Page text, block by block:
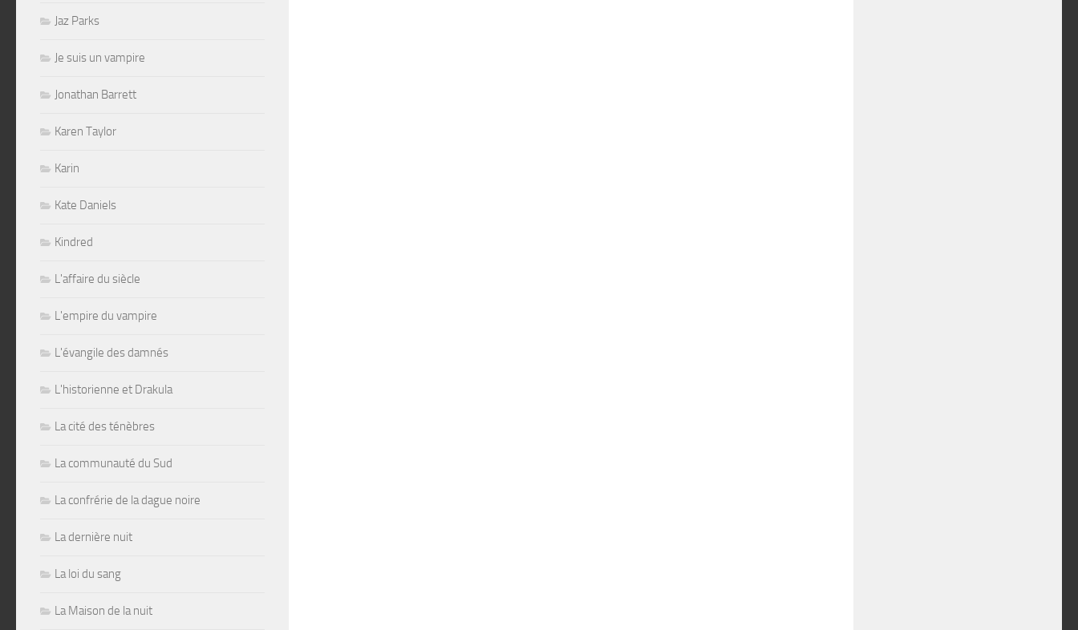
Jaz Parks
Je suis un vampire
Jonathan Barrett
Karen Taylor
Karin
Kate Daniels
Kindred
L'affaire du siècle
L'empire du vampire
L'évangile des damnés
L'historienne et Drakula
La cité des ténèbres
La communauté du Sud
La confrérie de la dague noire
La dernière nuit
La loi du sang
La Maison de la nuit